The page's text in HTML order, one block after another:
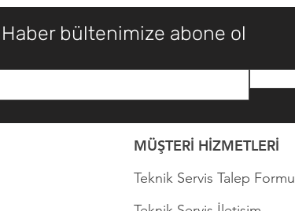
Haber bültenimize abone ol
MÜŞTERİ HİZMETLERİ
Teknik Servis Talep Formu